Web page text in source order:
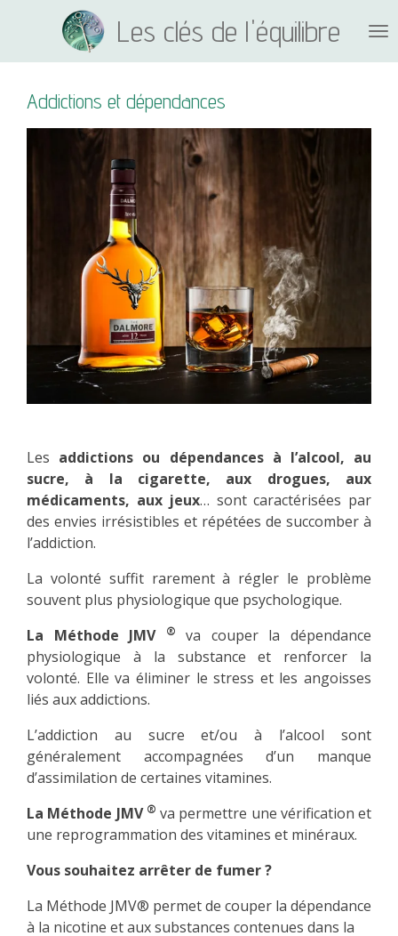
contenu
Les clés de l'équilibre
Addictions et dépendances
Les addictions ou dépendances à l’alcool, au
sucre, à la cigarette, aux drogues, aux
médicaments, aux jeux… sont caractérisées par
des envies irrésistibles et répétées de succomber à
l’addiction.
La volonté suffit rarement à régler le problème
souvent plus physiologique que psychologique.
La Méthode JMV
®
va couper la dépendance
physiologique à la substance et renforcer la
volonté. Elle va éliminer le stress et les angoisses
liés aux addictions.
L’addiction au sucre et/ou à l’alcool sont
généralement accompagnées d’un manque
d’assimilation de certaines vitamines.
La Méthode JMV ® va permettre une vérification et
une reprogrammation des vitamines et minéraux.
Vous souhaitez arrêter de fumer ?
La Méthode JMV® permet de couper la dépendance
à la nicotine et aux substances contenues dans la